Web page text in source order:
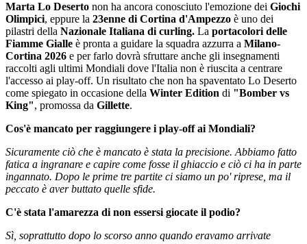
Marta Lo Deserto non ha ancora conosciuto l'emozione dei Giochi
Olimpici, eppure la 23enne di Cortina d'Ampezzo è uno dei
pilastri della Nazionale Italiana di curling. La portacolori delle
Fiamme Gialle è pronta a guidare la squadra azzurra a Milano-
Cortina 2026 e per farlo dovrà sfruttare anche gli insegnamenti
raccolti agli ultimi Mondiali dove l'Italia non è riuscita a centrare
l'accesso ai play-off. Un risultato che non ha spaventato Lo Deserto
come spiegato in occasione della Winter Edition di "Bomber vs
King", promossa da Gillette.
Cos'è mancato per raggiungere i play-off ai Mondiali?
Sicuramente ciò che è mancato è stata la precisione. Abbiamo fatto
fatica a ingranare e capire come fosse il ghiaccio e ciò ci ha in parte
ingannato. Dopo le prime tre partite ci siamo un po' riprese, ma il
peccato è aver buttato quelle sfide.
C'è stata l'amarezza di non essersi giocate il podio?
Sì, soprattutto dopo lo scorso anno quando eravamo arrivate